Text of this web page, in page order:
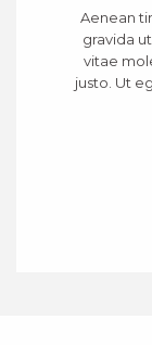
Aenean
gravida
vitae
justo. Ut